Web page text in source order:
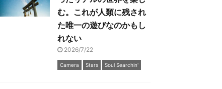
む。これが人類に残され
た唯一の遊びなのかもし
れない
2026/7/22
Camera Stars Soul Searchin'